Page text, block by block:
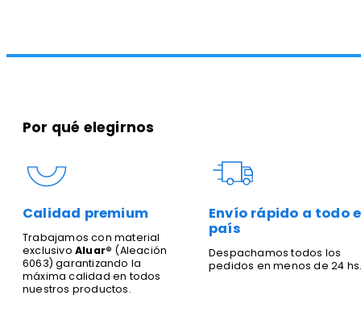
Por qué elegirnos
Calidad premium
Trabajamos con material
exclusivo Aluar® (Aleación
6063) garantizando la
máxima calidad en todos
nuestros productos.
Envío rápido a todo
país
Despachamos todos los
pedidos en menos de 24